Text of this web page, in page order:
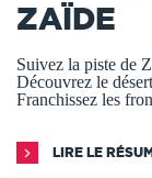
ZAÏDE
Suivez la piste de
Découvrez le
Franchissez les
LIRE LE